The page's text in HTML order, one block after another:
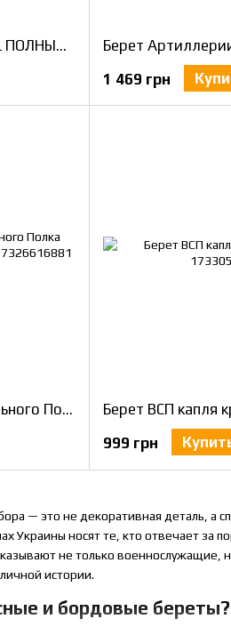
— это не декоративная деталь, а
Украины носят те, кто отвечает за
не только
истории.
и бордовые береты?
Берет ВСП капля красный XXL ПОЛНЫЙ КОМПЛЕКТ / 61-62
1 469 грн
Берет Малиновый ВСУ Отдельного Полка Президента Украины XXL / 61-62
Берет ВСП капля
999 грн